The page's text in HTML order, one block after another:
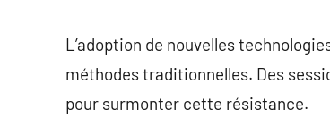
L’adoption de nouvelles
méthodes traditionnelles. Des
pour surmonter cette résistance.